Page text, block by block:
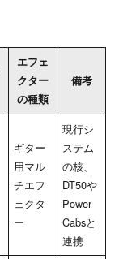
エフェ
クター
の種類
備考
ギター
用マル
チエフ
ェクタ
ー
現行シ
ステム
の核、
DT50や
Power
Cabsと
連携